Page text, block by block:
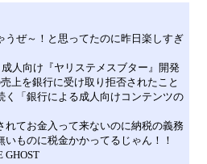
うぜ～！と思ってたのに昨日楽しすぎ
人向け『ヤリステメスブター』開発
上を銀行に受け取り拒否されたこと
く「銀行による成人向けコンテンツの
れてお金入って来ないのに納税の義務
ものに税金かかってるじゃん！！
GHOST